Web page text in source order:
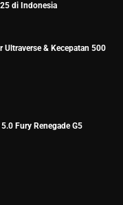
di Indonesia
Ultraverse & Kecepatan 500
Fury Renegade G5